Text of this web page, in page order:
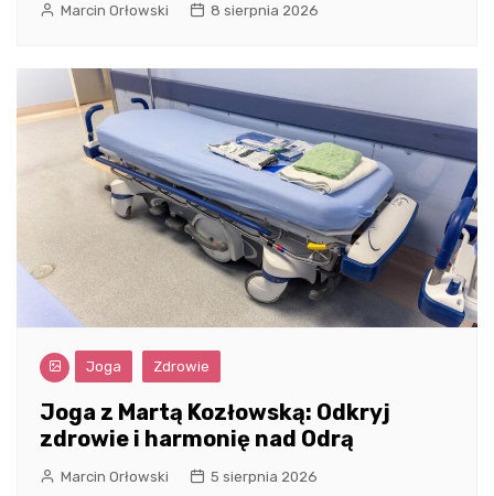
Marcin Orłowski 8 sierpnia 2026
Joga Zdrowie
Joga z Martą Kozłowską: Odkryj
zdrowie i harmonię nad Odrą
Marcin Orłowski 5 sierpnia 2026